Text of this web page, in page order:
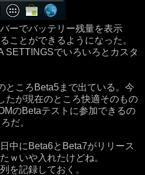
ーでバッテリー残量を表示
ことができるようになった。
でいろいろとカスタ
ところBeta5まで出ている。今
たが現在のところ快適そのもの
のBetaテストに参加できるの
だ。
中にBeta6とBeta7がリリース
ｗいや入れたけどね。
を記録しておく。